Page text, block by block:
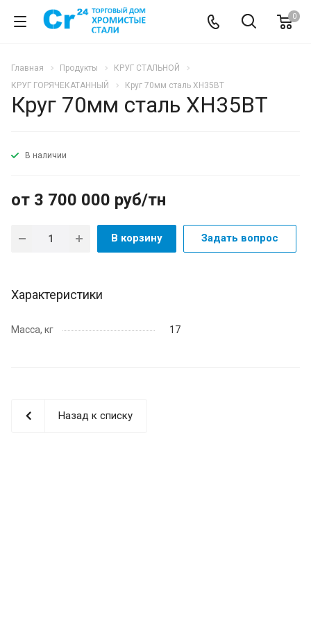
0
Главная Продукты
КРУГ СТАЛЬНОЙ
КРУГ ГОРЯЧЕКАТАННЫЙ
Круг 70мм сталь ХН35ВТ
Круг 70мм сталь ХН35ВТ
В наличии
от 3 700 000 руб/тн
В корзину Задать вопрос
Характеристики
Масса, кг 17
Назад к списку